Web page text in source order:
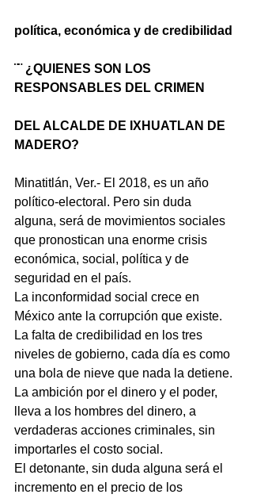
política, económica y de credibilidad
¨¨ ¿QUIENES SON LOS
RESPONSABLES DEL CRIMEN
DEL ALCALDE DE IXHUATLAN DE
MADERO?
Minatitlán, Ver.- El 2018, es un año
político-electoral. Pero sin duda
alguna, será de movimientos sociales
que pronostican una enorme crisis
económica, social, política y de
seguridad en el país.
La inconformidad social crece en
México ante la corrupción que existe.
La falta de credibilidad en los tres
niveles de gobierno, cada día es como
una bola de nieve que nada la detiene.
La ambición por el dinero y el poder,
lleva a los hombres del dinero, a
verdaderas acciones criminales, sin
importarles el costo social.
El detonante, sin duda alguna será el
incremento en el precio de los